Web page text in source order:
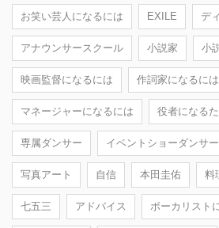
お笑い芸人になるには EXILE デ
アナウンサースクール 小説家 小
映画監督になるには 作詞家になるには
マネージャーになるには 役者になる
専属ダンサー イベントショーダンサー
写真アート 自信 本田圭佑 料
七五三 アドバイス ボーカリスト